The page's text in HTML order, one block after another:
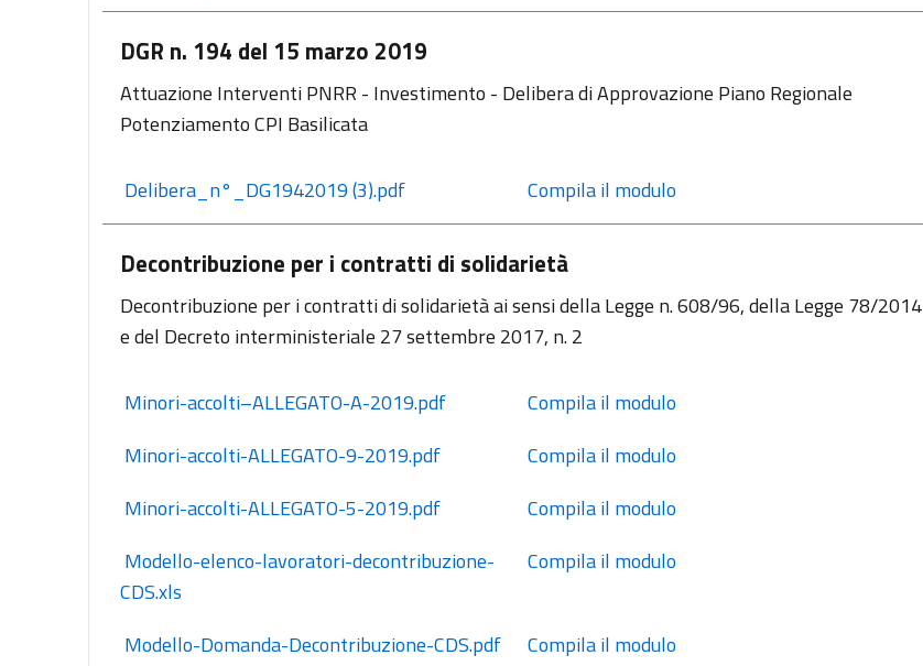
DGR n. 194 del 15 marzo 2019
Attuazione Interventi PNRR - Investimento - Delibera di Approvazione Piano Regionale
Potenziamento CPI Basilicata
Delibera_n°_DG1942019 (3).pdf Compila il modulo
Decontribuzione per i contratti di solidarietà
Decontribuzione per i contratti di solidarietà ai sensi della Legge n. 608/96, della Legge 78/2014
e del Decreto interministeriale 27 settembre 2017, n. 2
Minori-accolti–ALLEGATO-A-2019.pdf
Compila il modulo
Minori-accolti-ALLEGATO-9-2019.pdf
Compila il modulo
Minori-accolti-ALLEGATO-5-2019.pdf
Compila il modulo
CDS.xls
Compila il modulo
Modello-Domanda-Decontribuzione-CDS.pdf Compila il modulo